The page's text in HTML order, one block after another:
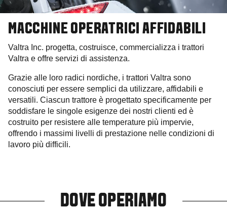
MACCHINE OPERATRICI AFFIDABILI
Valtra Inc. progetta, costruisce, commercializza i trattori
Valtra e offre servizi di assistenza.
Grazie alle loro radici nordiche, i trattori Valtra sono
conosciuti per essere semplici da utilizzare, affidabili e
versatili. Ciascun trattore è progettato specificamente per
soddisfare le singole esigenze dei nostri clienti ed è
costruito per resistere alle temperature più impervie,
offrendo i massimi livelli di prestazione nelle condizioni di
lavoro più difficili.
DOVE OPERIAMO